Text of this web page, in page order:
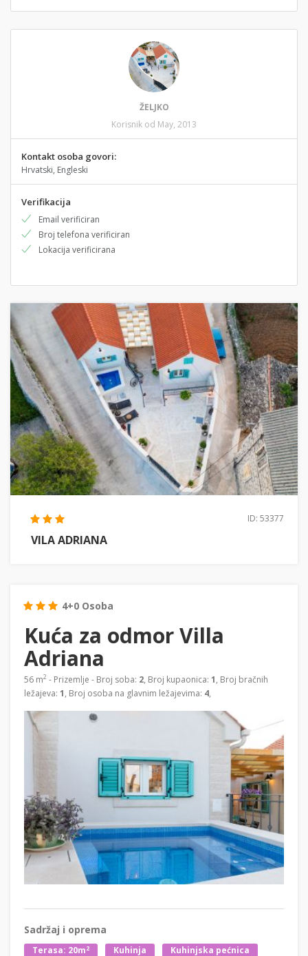
ŽELJKO
Korisnik od May, 2013
Kontakt osoba govori:
Hrvatski, Engleski
Verifikacija
Email verificiran
Broj telefona verificiran
Lokacija verificirana
ID: 53377
VILA ADRIANA
4+0 Osoba
Kuća za odmor Villa
Adriana
56 m2 - Prizemlje - Broj soba: 2, Broj kupaonica: 1, Broj bračnih
ležajeva: 1, Broj osoba na glavnim ležajevima: 4,
Sadržaj i oprema
Terasa: 20m2 Kuhinja Kuhinjska pećnica